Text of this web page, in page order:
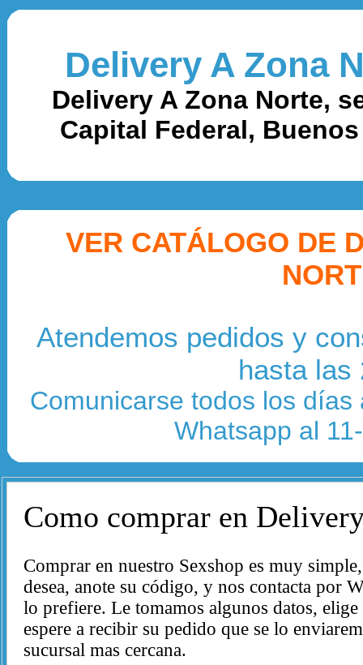
Delivery A Zona
Delivery A Zona Norte,
Capital Federal,
VER CATÁLOGO DE
Atendemos pedidos y
hasta las
Comunicarse todos los
Whatsapp al
Como comprar en
Comprar en nuestro Sexshop es muy
desea, anote su código, y nos contacta por
lo prefiere. Le tomamos algunos datos,
espere a recibir su pedido que se lo
sucursal mas cercana.